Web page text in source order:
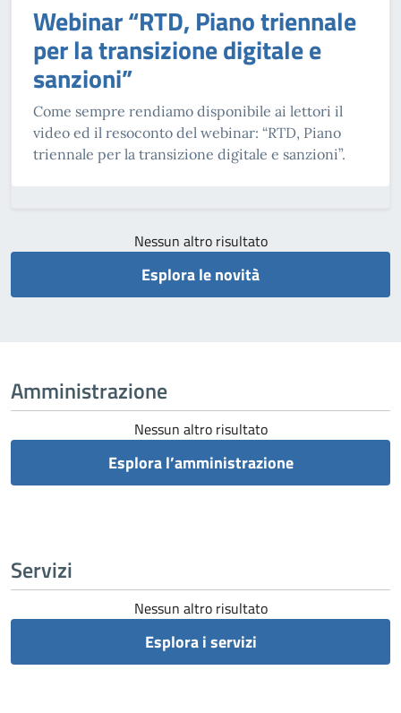
Webinar “RTD, Piano triennale
per la transizione digitale e
sanzioni”
Come sempre rendiamo disponibile ai lettori il
video ed il resoconto del webinar: “RTD, Piano
triennale per la transizione digitale e sanzioni”.
Nessun altro risultato
Esplora le novità
Amministrazione
Nessun altro risultato
Esplora l’amministrazione
Servizi
Nessun altro risultato
Esplora i servizi